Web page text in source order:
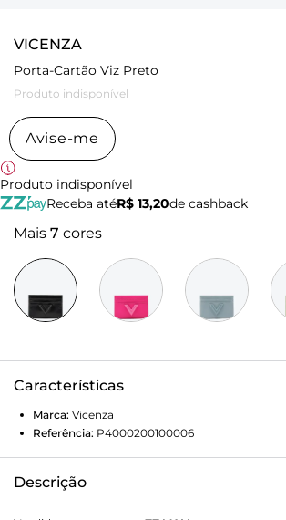
VICENZA
Porta-Cartão Viz Preto
Produto indisponível
Avise-me
Produto indisponível
Receba atéR$ 13,20de cashback
Mais 7 cores
Características
Marca: Vicenza
Referência: P4000200100006
Descrição